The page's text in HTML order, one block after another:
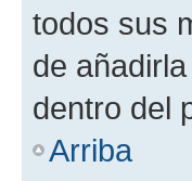
todos sus
de
dentro del
Arriba